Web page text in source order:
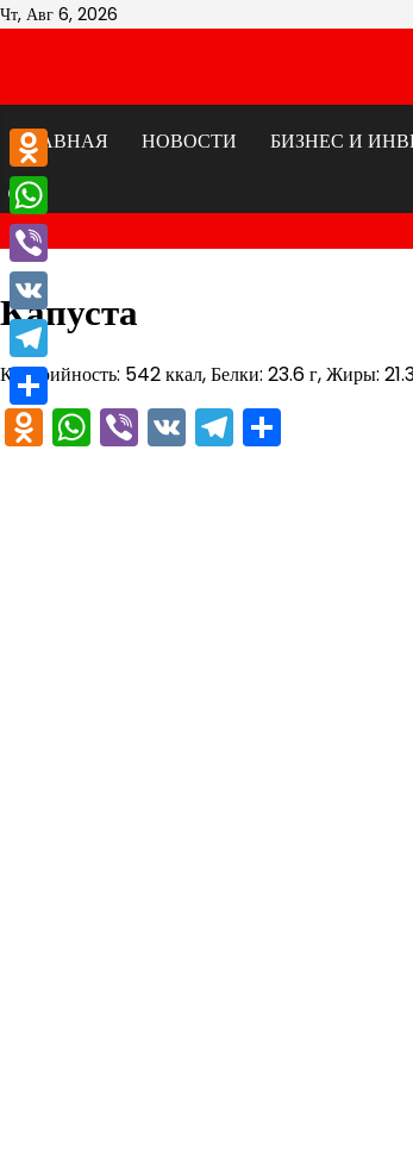
Перейти
Чт, Авг 6, 2026
ГЛАВНАЯ
НОВОСТИ БИЗНЕС И
Капуста
Калорийность: 542 ккал, Белки: 23.6 г, Жиры:
Odnoklassniki
WhatsApp
Viber
VKTelegram
Odnoklassniki
WhatsApp
Viber
VK
Telegram
Отправить